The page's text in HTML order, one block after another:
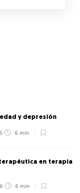
y depresión
6 min
en terapia
6 min